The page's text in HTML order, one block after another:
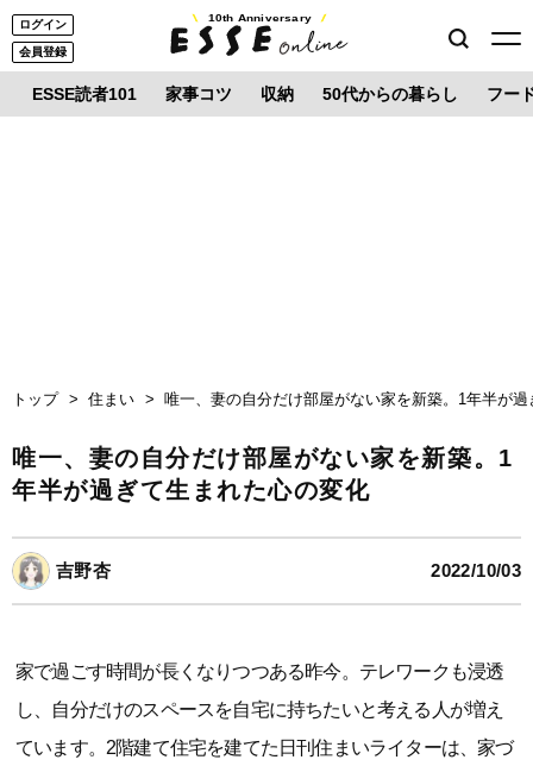
ログイン
会員登録
10th Anniversary
ESSE読者101 家事コツ 収納 50代からの暮らし フー
トップ 住まい 唯一、妻の自分だけ部屋がない家を新築。1年半が
唯一、妻の自分だけ部屋がない家を新築。1
年半が過ぎて生まれた心の変化
吉野杏 2022/10/03
家で過ごす時間が長くなりつつある昨今。テレワークも浸透
し、自分だけのスペースを自宅に持ちたいと考える人が増え
ています。2階建て住宅を建てた日刊住まいライターは、家づ